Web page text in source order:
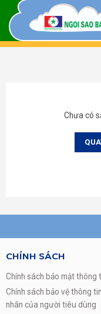
content
Chưa có
CHÍNH SÁCH
Chính sách bảo mật thông
Chính sách bảo vệ thông
nhân của người tiêu dùng